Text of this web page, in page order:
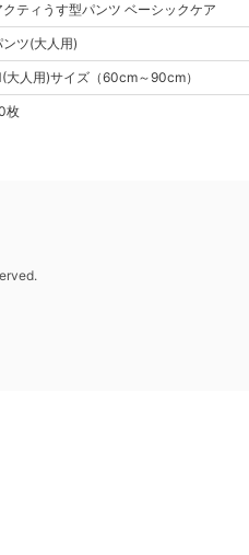
クティ うす型パンツ ベーシックケア
ンツ(大人用)
大人用)サイズ （60cm～90cm）
枚